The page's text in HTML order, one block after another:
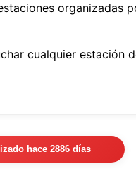
organizadas
cualquier estación
hace 2886 días